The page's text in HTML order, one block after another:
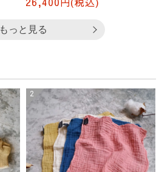
もっと見る